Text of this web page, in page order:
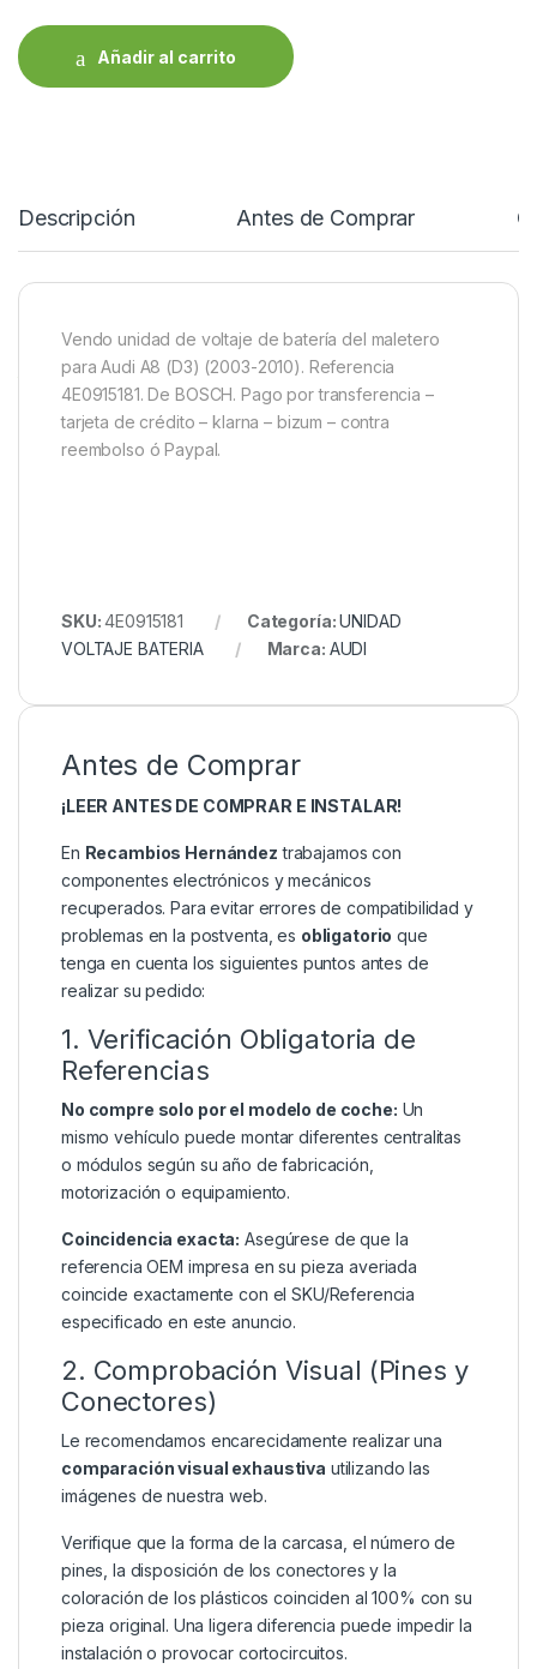
Añadir al carrito
Descripción Antes de Comprar
Vendo unidad de voltaje de batería del maletero
para Audi A8 (D3) (2003-2010). Referencia
4E0915181. De BOSCH. Pago por transferencia –
tarjeta de crédito – klarna – bizum – contra
reembolso ó Paypal.
SKU:4E0915181 Categoría:UNIDAD
VOLTAJE BATERIA
Marca: AUDI
Antes de Comprar
¡LEER ANTES DE COMPRAR E INSTALAR!
En Recambios Hernández trabajamos con
componentes electrónicos y mecánicos
recuperados. Para evitar errores de compatibilidad y
problemas en la postventa, es obligatorio que
tenga en cuenta los siguientes puntos antes de
realizar su pedido:
1. Verificación Obligatoria de
Referencias
No compre solo por el modelo de coche: Un
mismo vehículo puede montar diferentes centralitas
o módulos según su año de fabricación,
motorización o equipamiento.
Coincidencia exacta: Asegúrese de que la
referencia OEM impresa en su pieza averiada
coincide exactamente con el SKU/Referencia
especificado en este anuncio.
2. Comprobación Visual (Pines y
Conectores)
Le recomendamos encarecidamente realizar una
comparación visual exhaustiva utilizando las
imágenes de nuestra web.
Verifique que la forma de la carcasa, el número de
pines, la disposición de los conectores y la
coloración de los plásticos coinciden al 100% con su
pieza original. Una ligera diferencia puede impedir la
instalación o provocar cortocircuitos.